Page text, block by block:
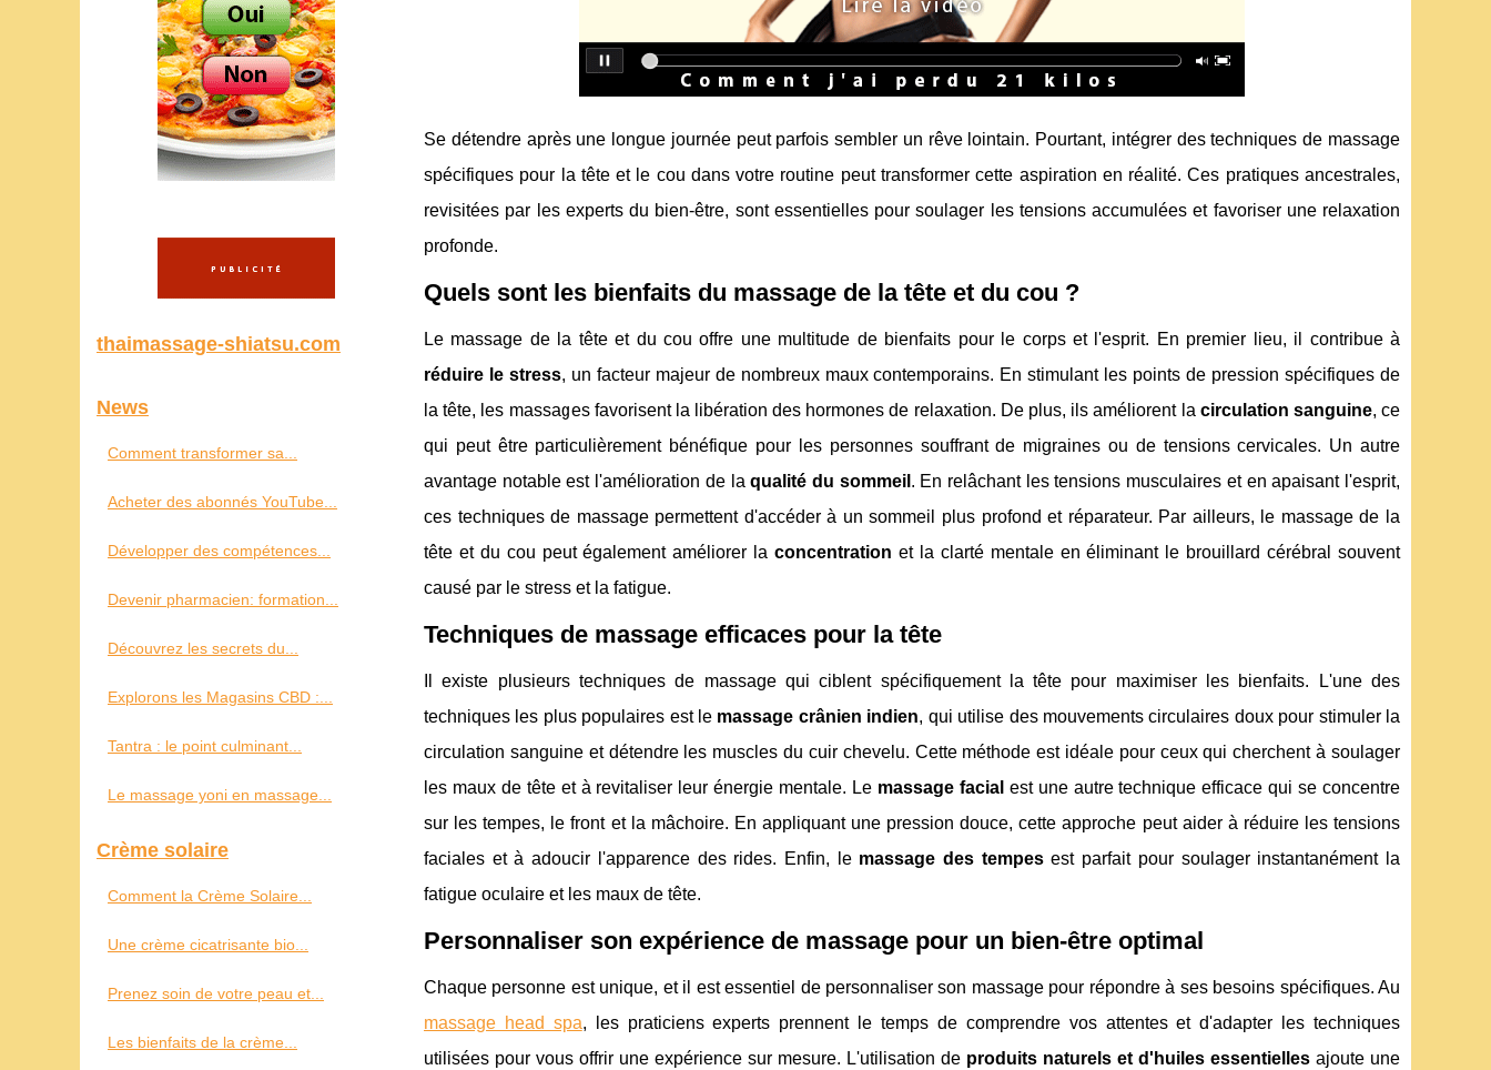
Se détendre après une longue journée peut parfois sembler un rêve lointain. Pourtant, intégrer des techniques de massage
spécifiques pour la tête et le cou dans votre routine peut transformer cette aspiration en réalité. Ces pratiques ancestrales,
revisitées par les experts du bien-être, sont essentielles pour soulager les tensions accumulées et favoriser une relaxation
profonde.
Quels sont les bienfaits du massage de la tête et du cou ?
Le massage de la tête et du cou offre une multitude de bienfaits pour le corps et l'esprit. En premier lieu, il contribue à
réduire le stress, un facteur majeur de nombreux maux contemporains. En stimulant les points de pression spécifiques de
la tête, les massages favorisent la libération des hormones de relaxation. De plus, ils améliorent la circulation sanguine, ce
qui peut être particulièrement bénéfique pour les personnes souffrant de migraines ou de tensions cervicales. Un autre
avantage notable est l'amélioration de laqualité du sommeil . En relâchant les tensions musculaires et en apaisant l'esprit,
ces techniques de massage permettent d'accéder à un sommeil plus profond et réparateur. Par ailleurs, le massage de la
tête et du cou peut également améliorer laconcentration et la clarté mentale en éliminant le brouillard cérébral souvent
causé par le stress et la fatigue.
Techniques de massage efficaces pour la tête
Il existe plusieurs techniques de massage qui ciblent spécifiquement la tête pour maximiser les bienfaits. L'une des
techniques les plus populaires est le massage crânien indien, qui utilise des mouvements circulaires doux pour stimuler la
circulation sanguine et détendre les muscles du cuir chevelu. Cette méthode est idéale pour ceux qui cherchent à soulager
les maux de tête et à revitaliser leur énergie mentale. Le massage facial est une autre technique efficace qui se concentre
sur les tempes, le front et la mâchoire. En appliquant une pression douce, cette approche peut aider à réduire les tensions
faciales et à adoucir l'apparence des rides. Enfin, le massage des tempesest parfait pour soulager instantanément la
fatigue oculaire et les maux de tête.
Personnaliser son expérience de massage pour un bien-être optimal
Chaque personne est unique, et il est essentiel de personnaliser son massage pour répondre à ses besoins spécifiques. Au
massage head spa, les praticiens experts prennent le temps de comprendre vos attentes et d'adapter les techniques
utilisées pour vous offrir une expérience sur mesure. L'utilisation de produits naturels et d'huiles essentielles ajoute une
thaimassage-shiatsu.com
News
Comment transformer sa...
Acheter des abonnés YouTube...
Développer des compétences...
Devenir pharmacien: formation...
Découvrez les secrets du...
Explorons les Magasins CBD :...
Tantra : le point culminant...
Le massage yoni en massage...
Crème solaire
Comment la Crème Solaire...
Une crème cicatrisante bio...
Prenez soin de votre peau et...
Les bienfaits de la crème...